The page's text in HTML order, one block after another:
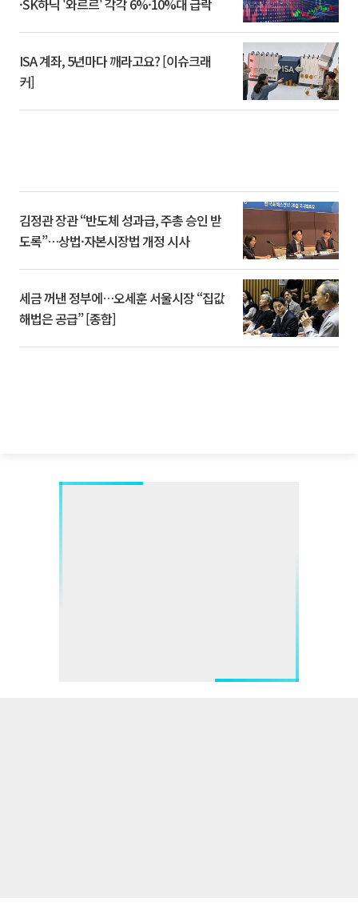
ISA 계좌, 5년마다 깨라고요? [이슈크래
커]
김정관 장관 “반도체 성과급, 주총 승인 받
도록”…상법·자본시장법 개정 시사
세금 꺼낸 정부에…오세훈 서울시장 “집값
해법은 공급” [종합]